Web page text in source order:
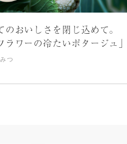
のおいしさを閉じ込めて。
ラワーの冷たいポタージュ」
つ